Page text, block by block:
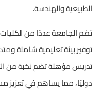
الطبيعية والهندسة.
تضم الجامعة عددًا من
توفير بيئة تعليمية شاملة
تدريس مؤهلة تضم نخبة من
دوليًا، مما يساهم في تعزيز